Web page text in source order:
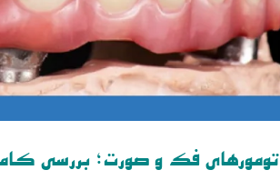
تومورهای فک و صورت؛ بررسی